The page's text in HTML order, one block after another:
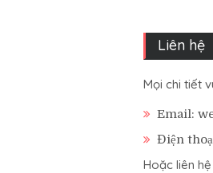
Liên hệ
Mọi chi tiết
Email:
Điện
Hoặc liên